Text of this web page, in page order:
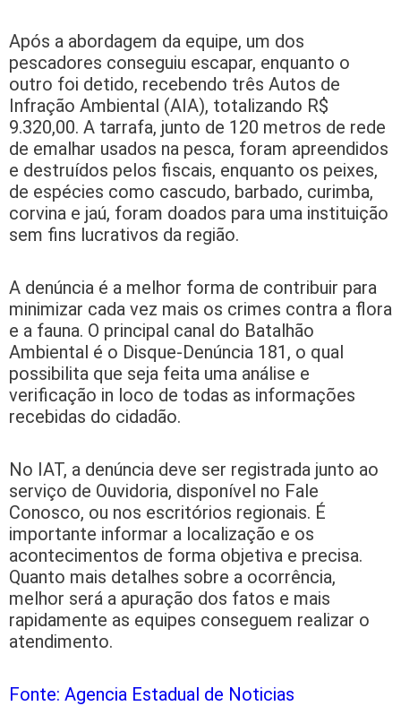
Após a abordagem da equipe, um dos
pescadores conseguiu escapar, enquanto o
outro foi detido, recebendo três Autos de
Infração Ambiental (AIA), totalizando R$
9.320,00. A tarrafa, junto de 120 metros de rede
de emalhar usados na pesca, foram apreendidos
e destruídos pelos fiscais, enquanto os peixes,
de espécies como cascudo, barbado, curimba,
corvina e jaú, foram doados para uma instituição
sem fins lucrativos da região.
A denúncia é a melhor forma de contribuir para
minimizar cada vez mais os crimes contra a flora
e a fauna. O principal canal do Batalhão
Ambiental é o Disque-Denúncia 181, o qual
possibilita que seja feita uma análise e
verificação in loco de todas as informações
recebidas do cidadão.
No IAT, a denúncia deve ser registrada junto ao
serviço de Ouvidoria, disponível no Fale
Conosco, ou nos escritórios regionais. É
importante informar a localização e os
acontecimentos de forma objetiva e precisa.
Quanto mais detalhes sobre a ocorrência,
melhor será a apuração dos fatos e mais
rapidamente as equipes conseguem realizar o
atendimento.
Fonte: Agencia Estadual de Noticias